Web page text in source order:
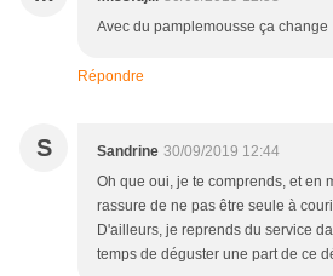
Avec du pamplemousse ça change
Répondre
S Sandrine 30/09/2019 12:44
Oh que oui, je te comprends, et en
rassure de ne pas être seule à
D'ailleurs, je reprends du service
temps de déguster une part de ce